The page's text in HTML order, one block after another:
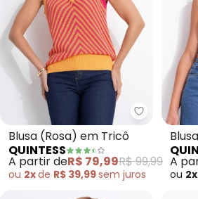
Quintess -
Blusa (Rosa) em Tricô
QUINTESS
A partir deR$ 79,99R$ 99,99
ou 2xde R$ 39,99sem juros
A
ou 2x